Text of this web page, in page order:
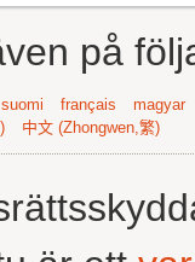
på
suomi français
magyar
中文 (Zhongwen,繁)